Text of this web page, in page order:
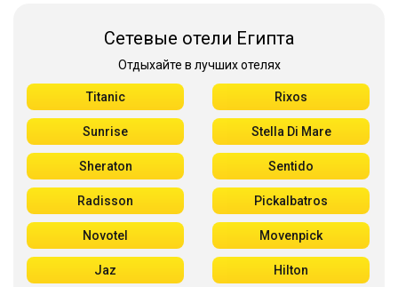
Сетевые отели Египта
Отдыхайте в лучших отелях
Titanic Rixos
Sunrise Stella Di Mare
Sheraton Sentido
Radisson Pickalbatros
Novotel Movenpick
Jaz Hilton